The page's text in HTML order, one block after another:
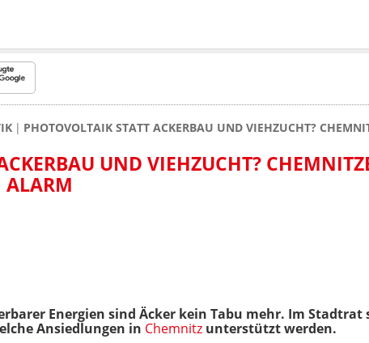
PHOTOVOLTAIK STATT ACKERBAU UND VIEHZUCHT?
UND VIEHZUCHT?
ALARM
Energien sind Äcker kein Tabu mehr. Im Stadtrat
Ansiedlungen in Chemnitz unterstützt werden.